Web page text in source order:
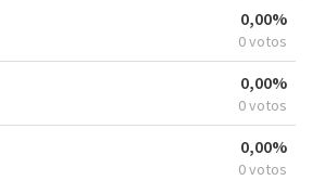
0,00%
0 votos
0,00%
0 votos
0,00%
0 votos